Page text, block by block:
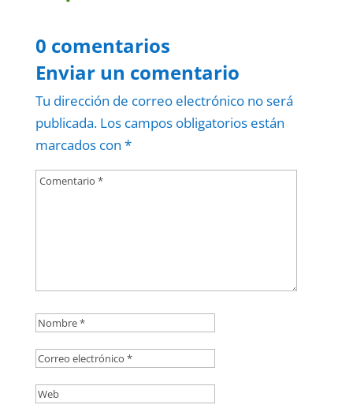
0 comentarios
Enviar un comentario
Tu dirección de correo electrónico no será
publicada. Los campos obligatorios están
marcados con *